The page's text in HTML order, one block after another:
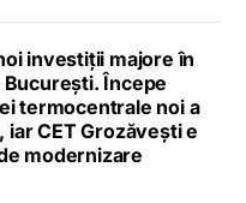
investiții majore în
Începe
iar CET Grozăvești e
modernizare